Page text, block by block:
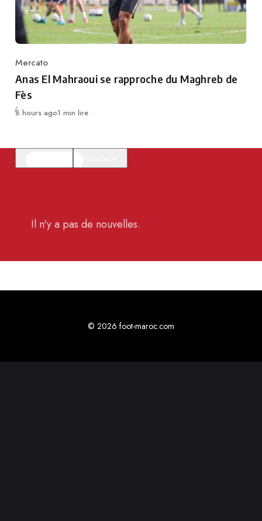
Category
Mercato
Anas El Mahraoui se rapproche du Maghreb de
Fès
Publié
8 hours ago1 min lire
Il n'y a pas de nouvelles.
© 2026 foot-maroc.com